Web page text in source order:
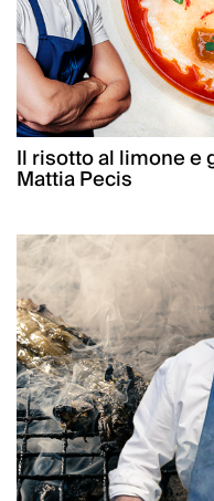
Il risotto al limone e
Mattia Pecis